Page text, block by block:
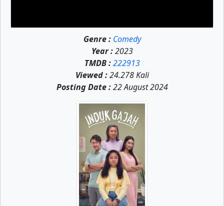
Genre : Comedy
Year :2023
TMDB : 222913
Viewed :24.278 Kali
Posting Date :22 August 2024